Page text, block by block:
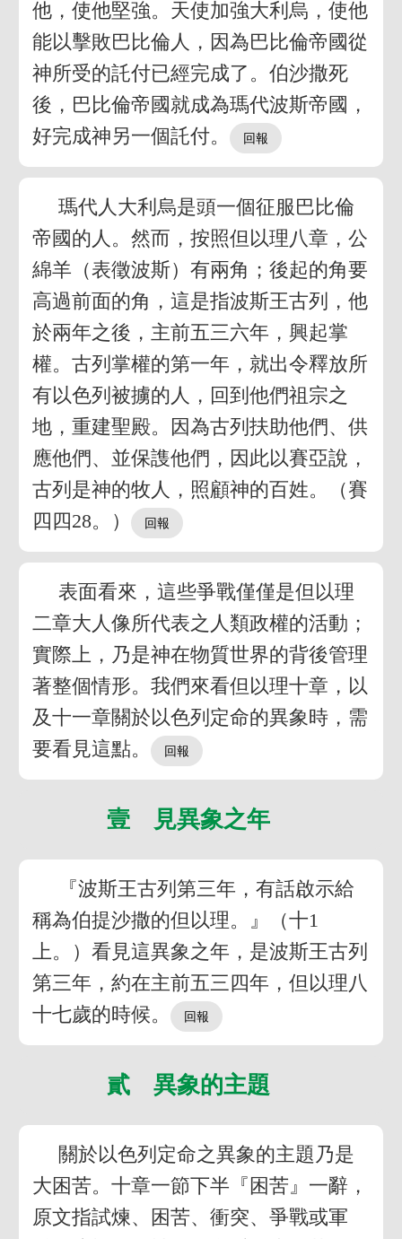
他，使他堅強。天使加強大利烏，使他
能以擊敗巴比倫人，因為巴比倫帝國從
神所受的託付已經完成了。伯沙撒死
後，巴比倫帝國就成為瑪代波斯帝國，
好完成神另一個託付。
瑪代人大利烏是頭一個征服巴比倫
帝國的人。然而，按照但以理八章，公
綿羊（表徵波斯）有兩角；後起的角要
高過前面的角，這是指波斯王古列，他
於兩年之後，主前五三六年，興起掌
權。古列掌權的第一年，就出令釋放所
有以色列被擄的人，回到他們祖宗之
地，重建聖殿。因為古列扶助他們、供
應他們、並保謢他們，因此以賽亞說，
古列是神的牧人，照顧神的百姓。（賽
四四28。）
表面看來，這些爭戰僅僅是但以理
二章大人像所代表之人類政權的活動；
實際上，乃是神在物質世界的背後管理
著整個情形。我們來看但以理十章，以
及十一章關於以色列定命的異象時，需
要看見這點。
壹 見異象之年
『波斯王古列第三年，有話啟示給
稱為伯提沙撒的但以理。』（十1
上。）看見這異象之年，是波斯王古列
第三年，約在主前五三四年，但以理八
十七歲的時候。
貳 異象的主題
關於以色列定命之異象的主題乃是
大困苦。十章一節下半『困苦』一辭，
原文指試煉、困苦、衝突、爭戰或軍